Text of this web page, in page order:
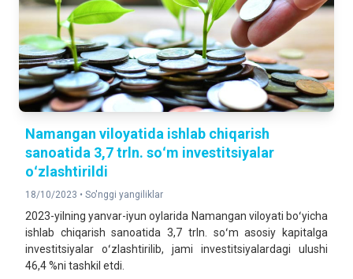
Namangan viloyatida ishlab chiqarish
sanoatida 3,7 trln. soʻm investitsiyalar
oʻzlashtirildi
18/10/2023 • So'nggi yangiliklar
2023-yilning yanvar-iyun oylarida Namangan viloyati boʻyicha
ishlab chiqarish sanoatida 3,7 trln. soʻm asosiy kapitalga
investitsiyalar oʻzlashtirilib, jami investitsiyalardagi ulushi
46,4 %ni tashkil etdi.